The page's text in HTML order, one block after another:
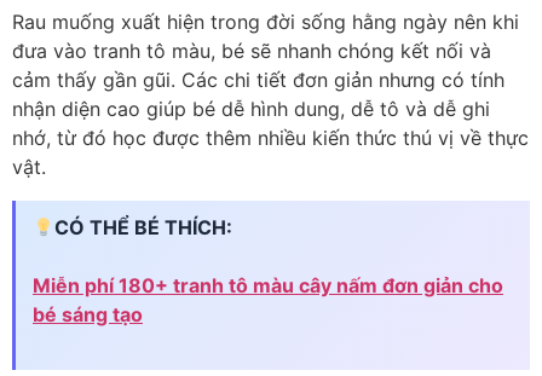
Rau muống xuất hiện trong đời sống hằng ngày nên khi
đưa vào tranh tô màu, bé sẽ nhanh chóng kết nối và
cảm thấy gần gũi. Các chi tiết đơn giản nhưng có tính
nhận diện cao giúp bé dễ hình dung, dễ tô và dễ ghi
nhớ, từ đó học được thêm nhiều kiến thức thú vị về thực
vật.
CÓ THỂ BÉ THÍCH:
Miễn phí 180+ tranh tô màu cây nấm đơn giản cho
bé sáng tạo